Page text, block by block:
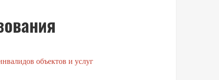
объектов и услуг